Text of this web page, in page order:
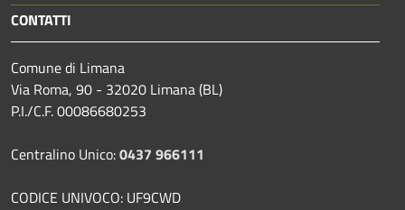
CONTATTI
Comune di Limana
Via Roma, 90 - 32020 Limana (BL)
P.I./C.F. 00086680253
Centralino Unico:0437 966111
CODICE UNIVOCO: UF9CWD